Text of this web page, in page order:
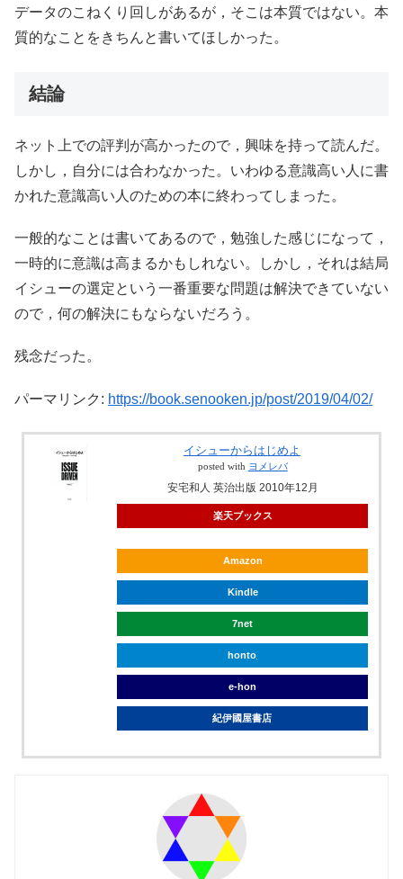
データのこねくり回しがあるが，そこは本質ではない。本
質的なことをきちんと書いてほしかった。
結論
ネット上での評判が高かったので，興味を持って読んだ。
しかし，自分には合わなかった。いわゆる意識高い人に書
かれた意識高い人のための本に終わってしまった。
一般的なことは書いてあるので，勉強した感じになって，
一時的に意識は高まるかもしれない。しかし，それは結局
イシューの選定という一番重要な問題は解決できていない
ので，何の解決にもならないだろう。
残念だった。
パーマリンク: https://book.senooken.jp/post/2019/04/02/
イシューからはじめよ
posted with ヨメレバ
安宅和人 英治出版 2010年12月
楽天ブックス
Amazon
Kindle
7net
honto
e-hon
紀伊國屋書店